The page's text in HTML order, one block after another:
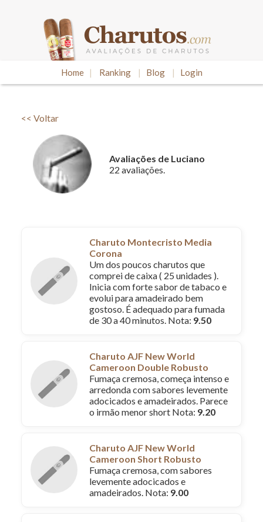
Home | Ranking | Blog | Login
<< Voltar
Avaliações de Luciano
22 avaliações.
Charuto Montecristo Media
Corona
Um dos poucos charutos que
comprei de caixa ( 25 unidades ).
Inicia com forte sabor de tabaco e
evolui para amadeirado bem
gostoso. É adequado para fumada
de 30 a 40 minutos. Nota: 9.50
Charuto AJF New World
Cameroon Double Robusto
Fumaça cremosa, começa intenso e
arredonda com sabores levemente
adocicados e amadeirados. Parece
o irmão menor short Nota: 9.20
Charuto AJF New World
Cameroon Short Robusto
Fumaça cremosa, com sabores
levemente adocicados e
amadeirados. Nota: 9.00